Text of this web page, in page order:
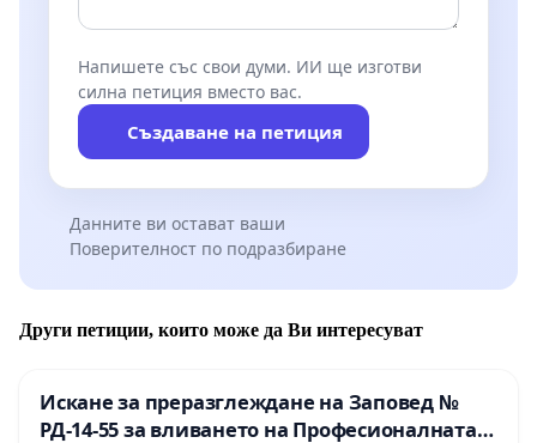
Напишете със свои думи. ИИ ще изготви
силна петиция вместо вас.
Създаване на петиция
Данните ви остават ваши
Поверителност по подразбиране
Други петиции, които може да Ви интересуват
Искане за преразглеждане на Заповед №
РД-14-55 за вливането на Професионалната